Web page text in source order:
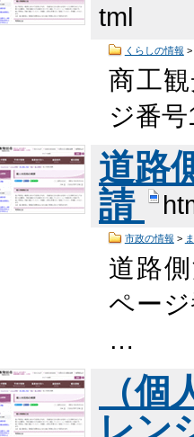
tml
くらしの情報 >
商工
ジ番
道路
請
市政の情報 >
道路
ペー
…
（
レン